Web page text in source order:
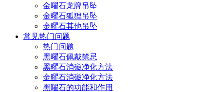
金曜石龙牌吊坠
金曜石狐狸吊坠
金曜石其他吊坠
常见热门问题
热门问题
黑曜石佩戴禁忌
黑曜石消磁净化方法
金曜石消磁净化方法
黑曜石的功能和作用